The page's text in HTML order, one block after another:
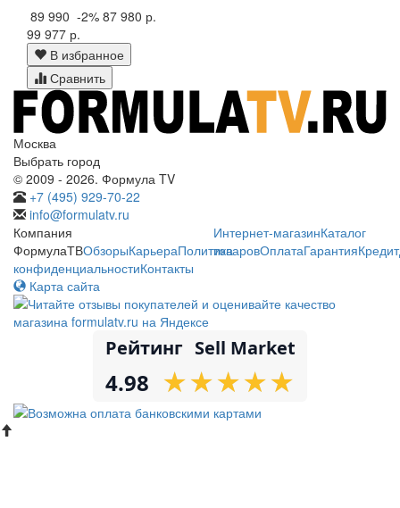
89 990 -2% 87 980 р.
99 977 р.
В избранное
Сравнить
Москва
Выбрать город
© 2009 - 2026. Формула TV
+7 (495) 929-70-22
info@formulatv.ru
Компания
ФормулаТВОбзорыКарьераПолитика
конфиденциальностиКонтакты
Интернет-магазинКаталог
товаровОплатаГарантияКредит
Карта сайта
Рейтинг Sell Market
4.98 ★
★★
★★
★★
★★
★